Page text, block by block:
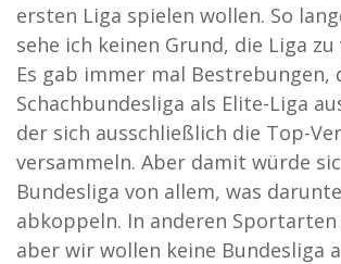
ersten Liga spielen wollen. So
sehe ich keinen Grund, die Liga
Es gab immer mal Bestrebungen,
Schachbundesliga als Elite-Liga
der sich ausschließlich die Top-
versammeln. Aber damit würde
Bundesliga von allem, was
abkoppeln. In anderen
aber wir wollen keine Bundesliga